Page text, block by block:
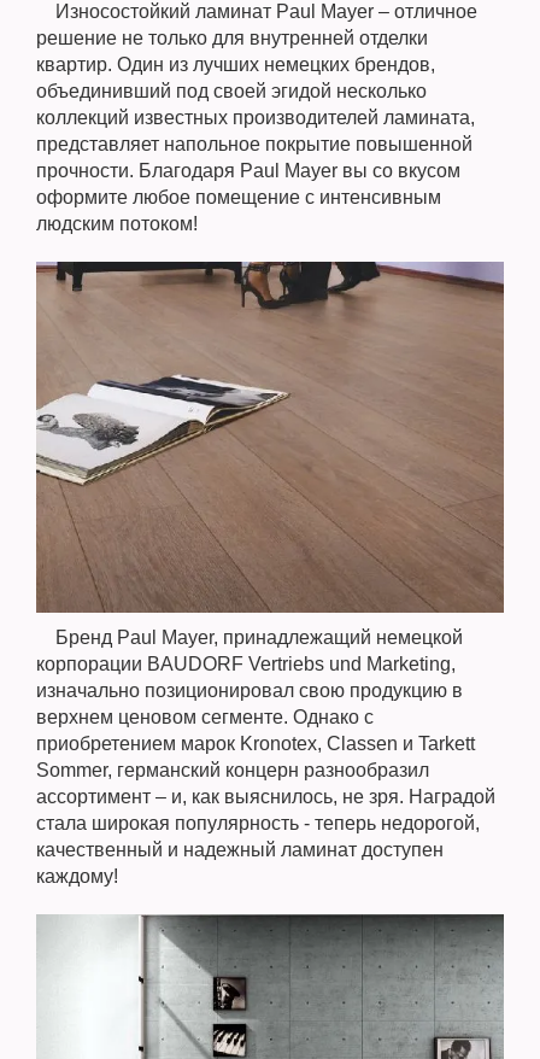
Износостойкий ламинат Paul Mayer – отличное
решение не только для внутренней отделки
квартир. Один из лучших немецких брендов,
объединивший под своей эгидой несколько
коллекций известных производителей ламината,
представляет напольное покрытие повышенной
прочности. Благодаря Paul Mayer вы со вкусом
оформите любое помещение с интенсивным
людским потоком!
Бренд Paul Mayer, принадлежащий немецкой
корпорации BAUDORF Vertriebs und Marketing,
изначально позиционировал свою продукцию в
верхнем ценовом сегменте. Однако с
приобретением марок Kronotex, Classen и Tarkett
Sommer, германский концерн разнообразил
ассортимент – и, как выяснилось, не зря. Наградой
стала широкая популярность - теперь недорогой,
качественный и надежный ламинат доступен
каждому!